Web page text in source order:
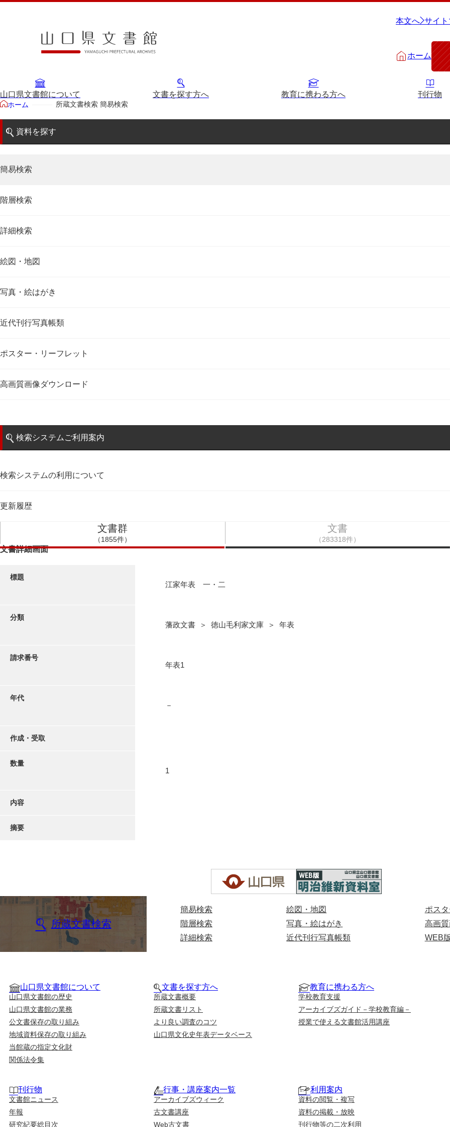
本文へ サイ
ホーム
山口県文書館について 文書を探す方へ 教育に携わる方へ 刊行物
ホーム 所蔵文書検索 簡易検索
資料を探す
簡易検索
階層検索
詳細検索
絵図・地図
写真・絵はがき
近代刊行写真帳類
ポスター・リーフレット
高画質画像ダウンロード
検索システムご利用案内
検索システムの利用について
更新履歴
文書群
（1855件）
文書
（283318件）
文書詳細画面
標題
江家年表 一・二
分類
藩政文書 ＞ 徳山毛利家文庫 ＞ 年表
請求番号
年表1
年代
－
作成・受取
数量
1
内容
摘要
所蔵文書検索
簡易検索
階層検索
詳細検索
絵図・地図
写真・絵はがき
近代刊行写真帳類
ポス
高画
WEB
山口県文書館について
山口県文書館の歴史
山口県文書館の業務
公文書保存の取り組み
地域資料保存の取り組み
当館蔵の指定文化財
関係法令集
文書を探す方へ
所蔵文書概要
所蔵文書リスト
より良い調査のコツ
山口県文化史年表データベース
教育に携わる方へ
学校教育支援
アーカイブズガイド－学校教育編－
授業で使える文書館活用講座
刊行物
文書館ニュース
年報
研究紀要総目次
行事・講座案内一覧
アーカイブズウィーク
古文書講座
Web古文書
利用案内
資料の閲覧・複写
資料の掲載・放映
刊行物等の二次利用